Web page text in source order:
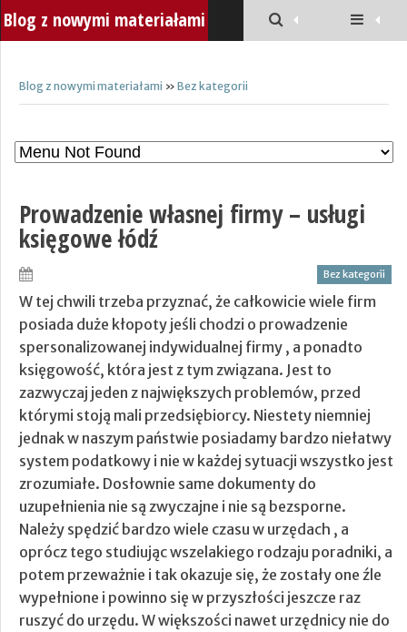
Blog z nowymi materiałami
Blog z nowymi materiałami » Bez kategorii
Prowadzenie własnej firmy – usługi
księgowe łódź
Bez kategorii
W tej chwili trzeba przyznać, że całkowicie wiele firm
posiada duże kłopoty jeśli chodzi o prowadzenie
spersonalizowanej indywidualnej firmy , a ponadto
księgowość, która jest z tym związana. Jest to
zazwyczaj jeden z największych problemów, przed
którymi stoją mali przedsiębiorcy. Niestety niemniej
jednak w naszym państwie posiadamy bardzo niełatwy
system podatkowy i nie w każdej sytuacji wszystko jest
zrozumiałe. Dosłownie same dokumenty do
uzupełnienia nie są zwyczajne i nie są bezsporne.
Należy spędzić bardzo wiele czasu w urzędach , a
oprócz tego studiując wszelakiego rodzaju poradniki, a
potem przeważnie i tak okazuje się, że zostały one źle
wypełnione i powinno się w przyszłości jeszcze raz
ruszyć do urzędu. W większości nawet urzędnicy nie do